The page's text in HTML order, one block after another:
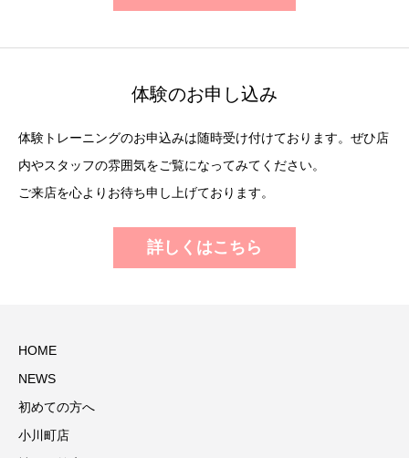
体験のお申し込み
体験トレーニングのお申込みは随時受け付けております。ぜひ店
内やスタッフの雰囲気をご覧になってみてください。
ご来店を心よりお待ち申し上げております。
詳しくはこちら
HOME
NEWS
初めての方へ
小川町店